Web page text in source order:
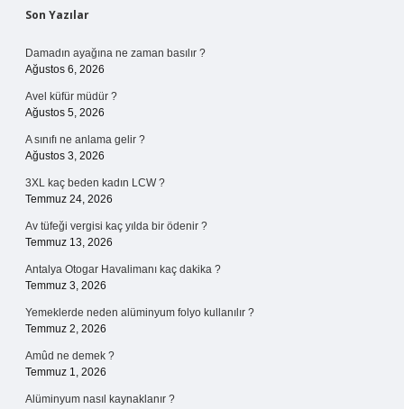
Sidebar
Son Yazılar
Damadın ayağına ne zaman basılır ?
Ağustos 6, 2026
Avel küfür müdür ?
Ağustos 5, 2026
A sınıfı ne anlama gelir ?
Ağustos 3, 2026
3XL kaç beden kadın LCW ?
Temmuz 24, 2026
Av tüfeği vergisi kaç yılda bir ödenir ?
Temmuz 13, 2026
Antalya Otogar Havalimanı kaç dakika ?
Temmuz 3, 2026
Yemeklerde neden alüminyum folyo kullanılır ?
Temmuz 2, 2026
Amûd ne demek ?
Temmuz 1, 2026
Alüminyum nasıl kaynaklanır ?